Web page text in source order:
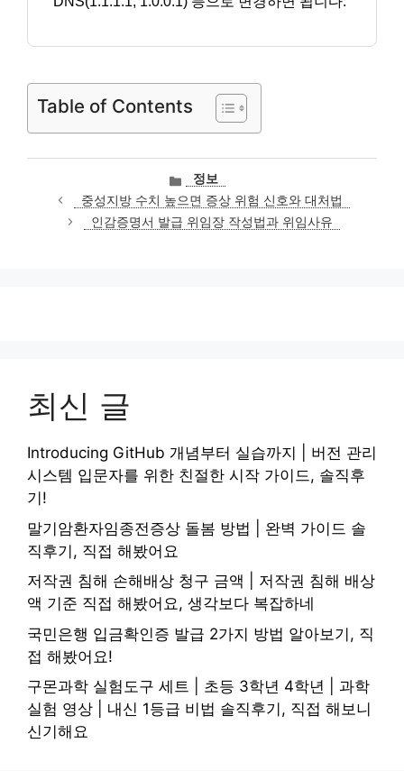
Table of Contents
카
테
고
리
정보
중성지방 수치 높으면 증상 위험 신호와 대처법
인감증명서 발급 위임장 작성법과 위임사유
최신 글
Introducing GitHub 개념부터 실습까지 | 버전 관리
시스템 입문자를 위한 친절한 시작 가이드, 솔직후
기!
말기암환자임종전증상 돌봄 방법 | 완벽 가이드 솔
직후기, 직접 해봤어요
저작권 침해 손해배상 청구 금액 | 저작권 침해 배상
액 기준 직접 해봤어요, 생각보다 복잡하네
국민은행 입금확인증 발급 2가지 방법 알아보기, 직
접 해봤어요!
구몬과학 실험도구 세트 | 초등 3학년 4학년 | 과학
실험 영상 | 내신 1등급 비법 솔직후기, 직접 해보니
신기해요